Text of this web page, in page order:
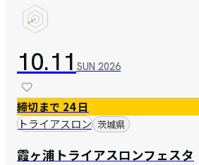
10.11 SUN 2026
締切まで 24 日
トライアスロン 茨城県
霞ヶ浦トライアスロンフェスタ